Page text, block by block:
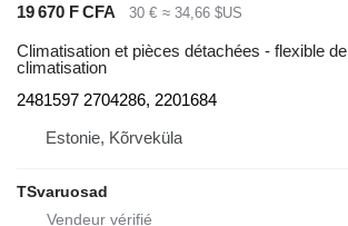
19 670 F CFA 30 € ≈ 34,66 $US
Climatisation et pièces détachées - flexible de
climatisation
2481597 2704286, 2201684
Estonie, Kõrveküla
TSvaruosad